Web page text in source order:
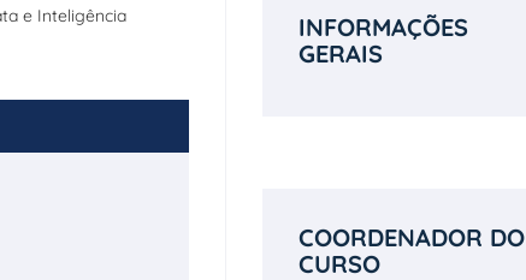
e Inteligência
INFORMAÇÕES
GERAIS
COORDENADOR DO
CURSO